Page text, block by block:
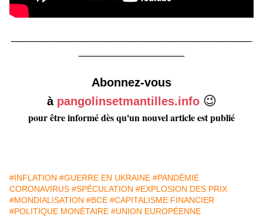
Abonnez-vous
à pangolinsetmantilles.info 😉
pour être informé dès qu'un nouvel article est publié
#INFLATION #GUERRE EN UKRAINE #PANDÉMIE
CORONAVIRUS #SPÉCULATION #EXPLOSION DES PRIX
#MONDIALISATION #BCE #CAPITALISME FINANCIER
#POLITIQUE MONÉTAIRE #UNION EUROPÉENNE